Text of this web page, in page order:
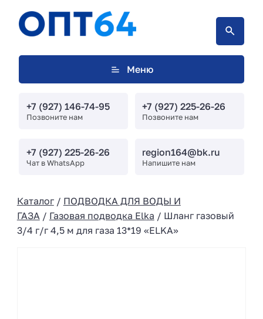
Меню
+7 (927) 146-74-95
Позвоните нам
+7 (927) 225-26-26
Позвоните нам
+7 (927) 225-26-26
Чат в WhatsApp
region164@bk.ru
Напишите нам
Каталог/ ПОДВОДКА ДЛЯ ВОДЫ И
ГАЗА / Газовая подводка Elka / Шланг газовый
3/4 г/г 4,5 м для газа 13*19 «ELKA»